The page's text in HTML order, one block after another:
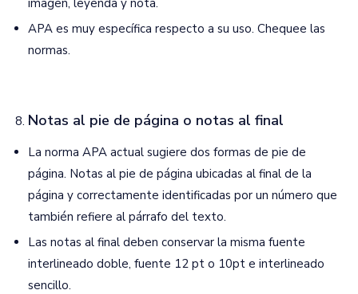
imagen, leyenda y nota.
APA es muy específica respecto a su uso. Chequee las
normas.
Notas al pie de página o notas al final
La norma APA actual sugiere dos formas de pie de
página. Notas al pie de página ubicadas al final de la
página y correctamente identificadas por un número que
también refiere al párrafo del texto.
Las notas al final deben conservar la misma fuente
interlineado doble, fuente 12 pt o 10pt e interlineado
sencillo.